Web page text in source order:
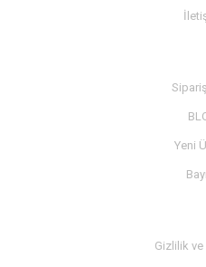
Yeni
Gizlilik ve